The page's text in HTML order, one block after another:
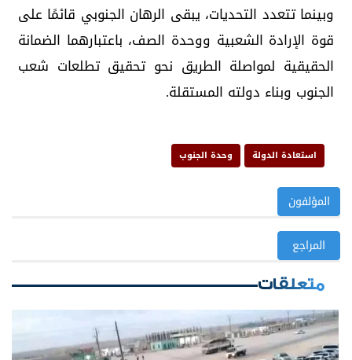
وبينما تتعدد التحديات، يبقى الرهان الجنوبي قائمًا على
قوة الإرادة الشعبية ووحدة الصف، باعتبارهما الضمانة
الحقيقية لمواصلة الطريق نحو تحقيق تطلعات شعب
الجنوب وبناء دولته المستقلة.
استعادة الدولة وحدة الجنوب
المؤلفون
المراجع
متعلقات